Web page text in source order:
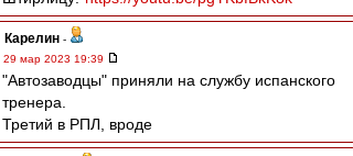
Карелин -
29 мар 2023 19:39
"Автозаводцы" приняли на службу испанского
тренера.
Третий в РПЛ, вроде